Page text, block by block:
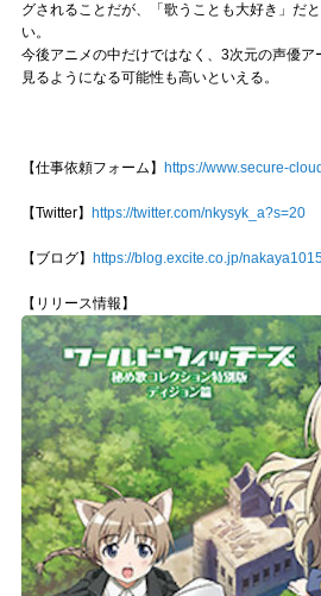
グされることだが、「歌うことも大好き」だ
い。
今後アニメの中だけではなく、3次元の声優ア
見るようになる可能性も高いといえる。
【仕事依頼フォーム】 https://www.secure-
【Twitter】 https://twitter.com/nkysyk_a?s=20
【ブログ】 https://blog.excite.co.jp/
【リリース情報】